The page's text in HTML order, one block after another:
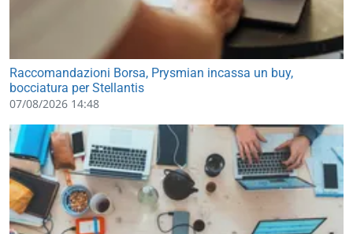
Raccomandazioni Borsa, Prysmian incassa un buy,
bocciatura per Stellantis
07/08/2026 14:48